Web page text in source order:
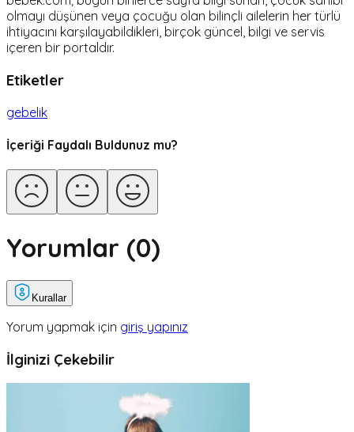
olmayı düşünen veya çocuğu olan bilinçli ailelerin her türlü
ihtiyacını karşılayabildikleri, birçok güncel, bilgi ve servis
içeren bir portaldır.
Etiketler
gebelik
İçeriği Faydalı Buldunuz mu?
Yorumlar (0)
Kurallar
Yorum yapmak için giriş yapınız
İlginizi Çekebilir